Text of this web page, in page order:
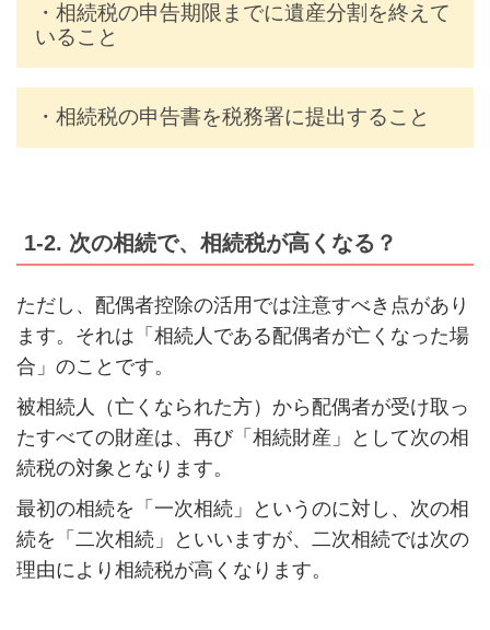
・相続税の申告期限までに遺産分割を終えて
いること
・相続税の申告書を税務署に提出すること
1-2. 次の相続で、相続税が高くなる？
ただし、配偶者控除の活用では注意すべき点があり
ます。それは「相続人である配偶者が亡くなった場
合」のことです。
被相続人（亡くなられた方）から配偶者が受け取っ
たすべての財産は、再び「相続財産」として次の相
続税の対象となります。
最初の相続を「一次相続」というのに対し、次の相
続を「二次相続」といいますが、二次相続では次の
理由により相続税が高くなります。